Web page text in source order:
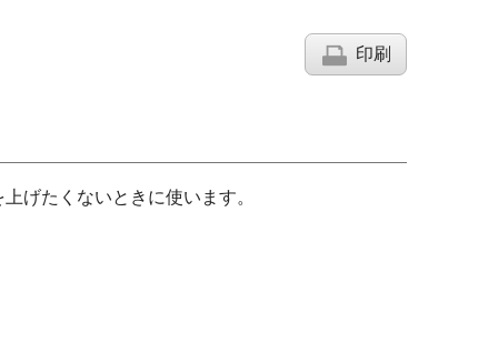
印刷
げたくないときに使います。